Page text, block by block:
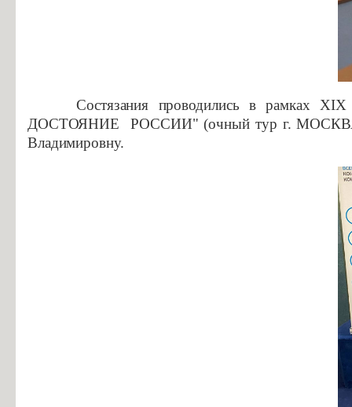
Состязания проводились в рамках XIX
ДОСТОЯНИЕ РОССИИ" (очный тур г. МОСКВА)
Владимировну.